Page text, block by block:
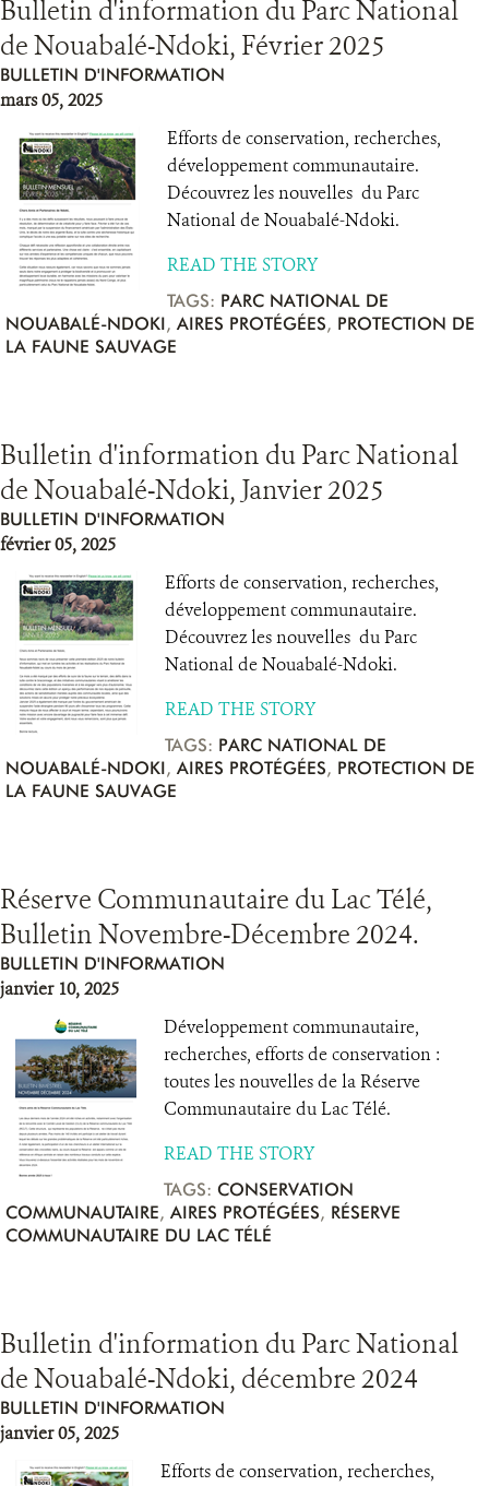
Bulletin d'information du Parc National
de Nouabalé-Ndoki, Février 2025
BULLETIN D'INFORMATION
mars 05, 2025
Efforts de conservation, recherches,
développement communautaire.
Découvrez les nouvelles du Parc
National de Nouabalé-Ndoki.
READ THE STORY
TAGS: PARC NATIONAL DE
NOUABALÉ-NDOKI, AIRES PROTÉGÉES, PROTECTION DE
LA FAUNE SAUVAGE
Bulletin d'information du Parc National
de Nouabalé-Ndoki, Janvier 2025
BULLETIN D'INFORMATION
février 05, 2025
Efforts de conservation, recherches,
développement communautaire.
Découvrez les nouvelles du Parc
National de Nouabalé-Ndoki.
READ THE STORY
TAGS: PARC NATIONAL DE
NOUABALÉ-NDOKI, AIRES PROTÉGÉES, PROTECTION DE
LA FAUNE SAUVAGE
Réserve Communautaire du Lac Télé,
Bulletin Novembre-Décembre 2024.
BULLETIN D'INFORMATION
janvier 10, 2025
Développement communautaire,
recherches, efforts de conservation :
toutes les nouvelles de la Réserve
Communautaire du Lac Télé.
READ THE STORY
TAGS: CONSERVATION
COMMUNAUTAIRE, AIRES PROTÉGÉES, RÉSERVE
COMMUNAUTAIRE DU LAC TÉLÉ
Bulletin d'information du Parc National
de Nouabalé-Ndoki, décembre 2024
BULLETIN D'INFORMATION
janvier 05, 2025
Efforts de conservation, recherches,